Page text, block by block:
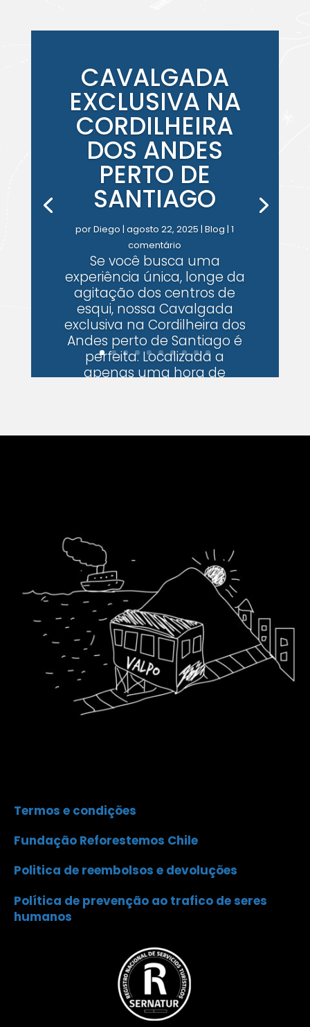
CAVALGADA
EXCLUSIVA NA
CORDILHEIRA
DOS ANDES
PERTO DE
SANTIAGO
porDiego |agosto 22, 2025 |Blog | 1
comentário
Se você busca uma
experiência única, longe da
agitação dos centros de
esqui, nossa Cavalgada
exclusiva na Cordilheira dos
Andes perto de Santiago é
perfeita. Localizada a
apenas uma hora de
tranquilidade e um...
Termos e condições
Fundação Reforestemos Chile
Politica de reembolsos e devoluções
Política de prevenção ao trafico de seres
humanos